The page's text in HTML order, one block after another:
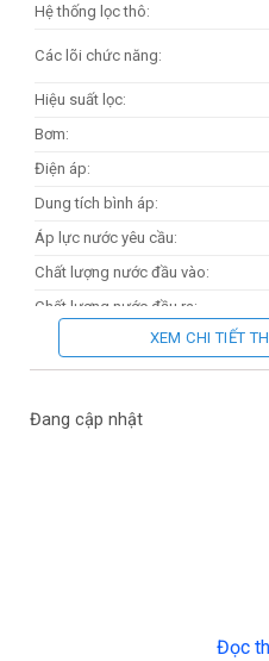
Hệ thống lọc thô:
Các lõi chức năng:
Hiệu suất lọc:
Bơm:
Điện áp:
Dung tích bình áp:
Áp lực nước yêu cầu:
Chất lượng nước đầu vào:
Chất lượng nước đầu ra:
Kích thước sản phẩm (R x C x S):
Khối lượng sản phẩm:
Màu sắc:
XEM CHI TIẾT
Đang cập nhật
Đọc